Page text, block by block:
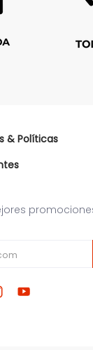
& Políticas